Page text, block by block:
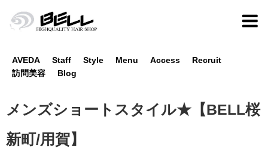
AVEDA Staff Style Menu Access
Recruit
訪問美容
Blog
メンズショートスタイル★【BELL桜
新町/用賀】